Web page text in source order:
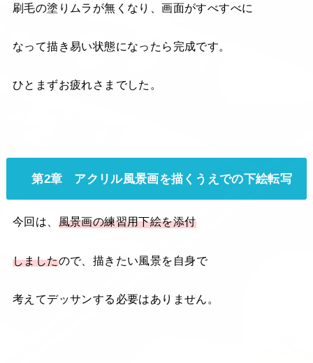
刷毛の塗りムラが無くなり、画面がすべすべに
なって描き易い状態になったら完成です。
ひとまずお疲れさまでした。
第2章 アクリル風景画を描くうえでの下絵転写
今回は、 風景画の練習用下絵を添付
しましたので、描きたい風景を自身で
考えてデッサンする必要はありません。